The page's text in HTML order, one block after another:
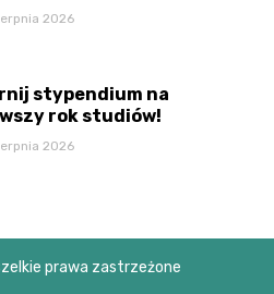
2026
stypendium na
rok studiów!
2026
prawa zastrzeżone